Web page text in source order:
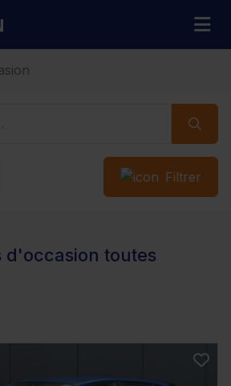
Distinxion
Filtrer
d'occasion toutes